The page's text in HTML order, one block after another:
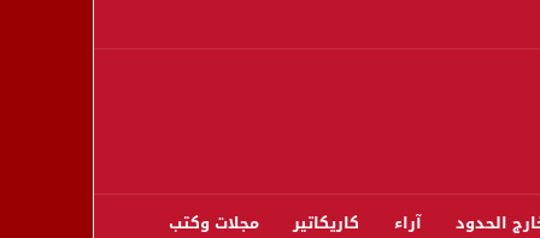
الحدود آراء كاريكاتير مجلات وكتب